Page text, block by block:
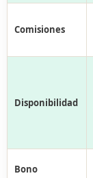
Comisiones
Disponibilidad
Bono